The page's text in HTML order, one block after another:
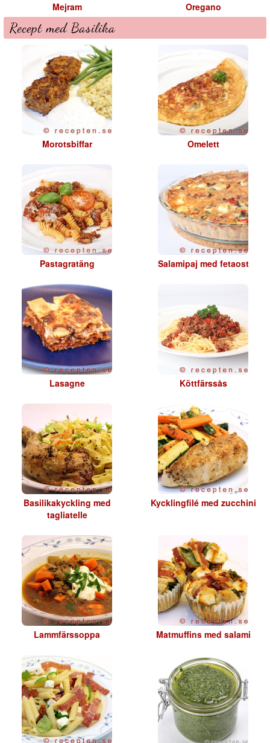
Mejram Oregano
Recept med Basilika
Morotsbiffar Omelett
Pastagratäng Salamipaj med fetaost
Lasagne Köttfärssås
Basilikakyckling med
tagliatelle
Kycklingfilé med zucchini
Lammfärssoppa Matmuffins med salami